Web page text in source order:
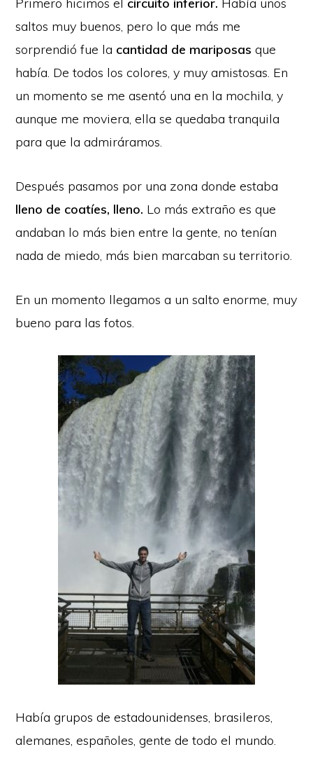
saltos muy buenos, pero lo que más me
sorprendió fue la cantidad de mariposas que
había. De todos los colores, y muy amistosas. En
un momento se me asentó una en la mochila, y
aunque me moviera, ella se quedaba tranquila
para que la admiráramos.
Después pasamos por una zona donde estaba
lleno de coatíes, lleno. Lo más extraño es que
andaban lo más bien entre la gente, no tenían
nada de miedo, más bien marcaban su territorio.
En un momento llegamos a un salto enorme, muy
bueno para las fotos.
Había grupos de estadounidenses, brasileros,
alemanes, españoles, gente de todo el mundo.